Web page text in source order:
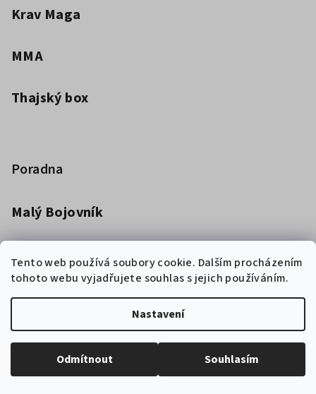
Tento web používá soubory cookie. Dalším procházením
tohoto webu vyjadřujete souhlas s jejich používáním.
Nastavení
Odmítnout Souhlasím
Krav Maga
MMA
Thajský box
Poradna
Malý Bojovník
Dětská kimona pro bojová umění
Jak vybrat boxerské rukavice
Chytrý bojovník
Vytvořil Shoptet